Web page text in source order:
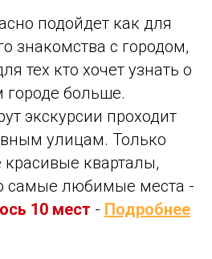
подойдет как для
знакомства с городом,
тех кто хочет узнать о
больше.
экскурсии проходит
улицам. Только
кварталы,
самые любимые места -
10 мест - Подробнее